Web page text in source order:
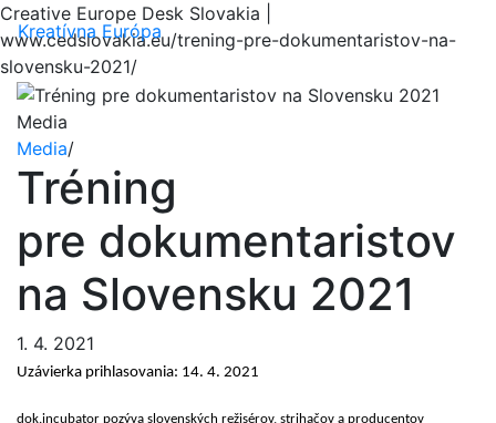
Creative Europe Desk Slovakia |
www.cedslovakia.eu/trening-pre-dokumentaristov-na-
slovensku-2021/
Kreatívna Európa
Media
Media/
Tréning
pre dokumentaristov
na Slovensku 2021
1. 4. 2021
Uzávierka prihlasovania: 14. 4. 2021
dok.incubator pozýva slovenských režisérov, strihačov a producentov